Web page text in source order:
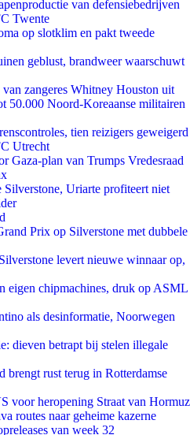
van defensiebedrijven
Twente
op slotklim en pakt tweede
geblust, brandweer waarschuwt
zangeres Whitney Houston uit
50.000 Noord-Koreaanse militairen
tien reizigers geweigerd
Utrecht
Gaza-plan van Trumps Vredesraad
Uriarte profiteert niet
Prix op Silverstone met dubbele
levert nieuwe winnaar op,
eigen chipmachines, druk op ASML
als desinformatie, Noorwegen
dieven betrapt bij stelen illegale
brengt rust terug in Rotterdamse
voor heropening Straat van Hormuz
routes naar geheime kazerne
van week 32